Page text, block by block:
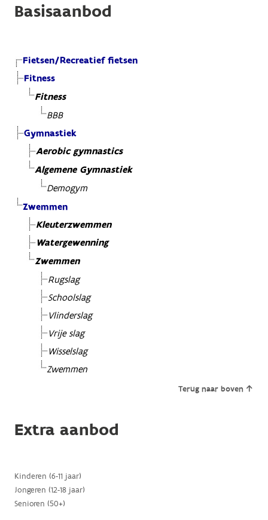
Basisaanbod
Fietsen/Recreatief fietsen
Fitness
Fitness
BBB
Gymnastiek
Aerobic gymnastics
Algemene Gymnastiek
Demogym
Zwemmen
Kleuterzwemmen
Watergewenning
Zwemmen
Rugslag
Schoolslag
Vlinderslag
Vrije slag
Wisselslag
Zwemmen
Terug naar boven
Extra aanbod
Kinderen (6-11 jaar)
Jongeren (12-18 jaar)
Senioren (50+)